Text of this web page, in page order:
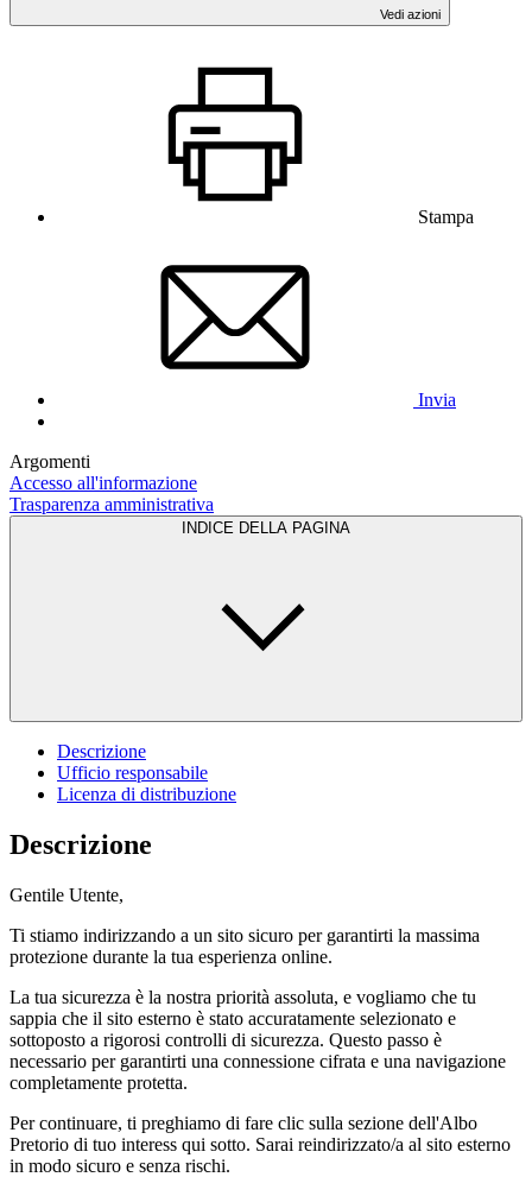
Vedi azioni
Stampa
Invia
Argomenti
Accesso all'informazione
Trasparenza amministrativa
INDICE DELLA PAGINA
Descrizione
Ufficio responsabile
Licenza di distribuzione
Descrizione
Gentile Utente,
Ti stiamo indirizzando a un sito sicuro per garantirti la massima
protezione durante la tua esperienza online.
La tua sicurezza è la nostra priorità assoluta, e vogliamo che tu
sappia che il sito esterno è stato accuratamente selezionato e
sottoposto a rigorosi controlli di sicurezza. Questo passo è
necessario per garantirti una connessione cifrata e una navigazione
completamente protetta.
Per continuare, ti preghiamo di fare clic sulla sezione dell'Albo
Pretorio di tuo interess qui sotto. Sarai reindirizzato/a al sito esterno
in modo sicuro e senza rischi.